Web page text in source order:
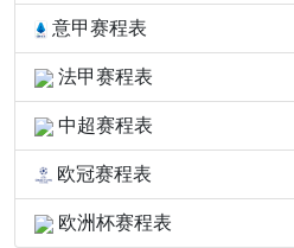
意甲赛程表
法甲赛程表
中超赛程表
欧冠赛程表
欧洲杯赛程表